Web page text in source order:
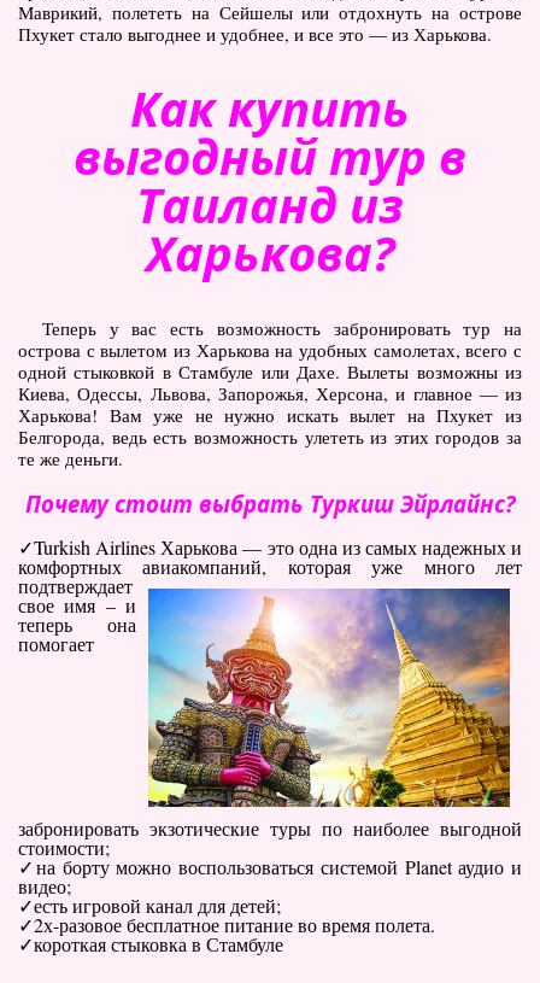
Туры
Автобусные туры
Туры по Украине
Журнал ярких путешествий
Справочник туриста
Контакты
Маврикий, полететь на Сейшелы или отдохнуть на острове
Пхукет стало выгоднее и удобнее, и все это — из Харькова.
Как купить
выгодный тур в
Таиланд из
Харькова?
Теперь у вас есть возможность забронировать тур на
острова с вылетом из Харькова на удобных самолетах, всего с
одной стыковкой в Стамбуле или Дахе. Вылеты возможны из
Киева, Одессы, Львова, Запорожья, Херсона, и главное — из
Харькова! Вам уже не нужно искать вылет на Пхукет из
Белгорода, ведь есть возможность улететь из этих городов за
те же деньги.
Почему стоит выбрать Туркиш Эйрлайнс?
Turkish Airlines Харькова — это одна из самых надежных и
комфортных авиакомпаний, которая уже много лет
подтверждает
свое имя – и
теперь она
помогает
забронировать экзотические туры по наиболее выгодной
стоимости;
на борту можно воспользоваться системой Planet аудио и
видео;
есть игровой канал для детей;
2х-разовое бесплатное питание во время полета.
короткая стыковка в Стамбуле